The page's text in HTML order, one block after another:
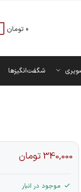
0 تومان
شگفت‌انگیزها
340,000تومان
موجود در انبار